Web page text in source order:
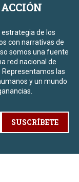
de los
con narrativas de
somos una fuente
red nacional de
las
y un mundo
SUSCRÍBETE